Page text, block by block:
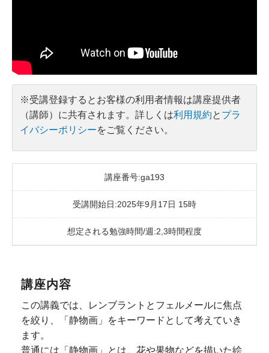
※受講登録するとお客様の利用者情報は講座提供者
（講師）に共有されます。詳しくは利用規約と プラ
イバシーポリシーをご覧ください。
講座番号:ga193
受講開始日:2025年9月17日 15時
想定される勉強時間/週:2,3時間程度
講座内容
この講義では、レンブラントとフェルメールに焦点
を絞り、「静物画」をキーワードとして考えていき
ます。
普通には「静物画」とは、花や果物などを描いた絵